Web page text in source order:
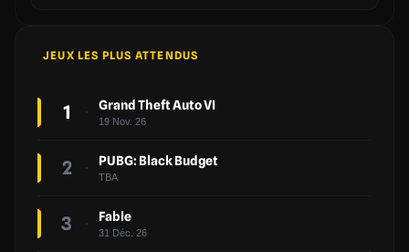
JEUX LES PLUS ATTENDUS
1 Grand Theft Auto VI
19 Nov. 26
2 PUBG: Black Budget
TBA
3 Fable
31 Déc. 26